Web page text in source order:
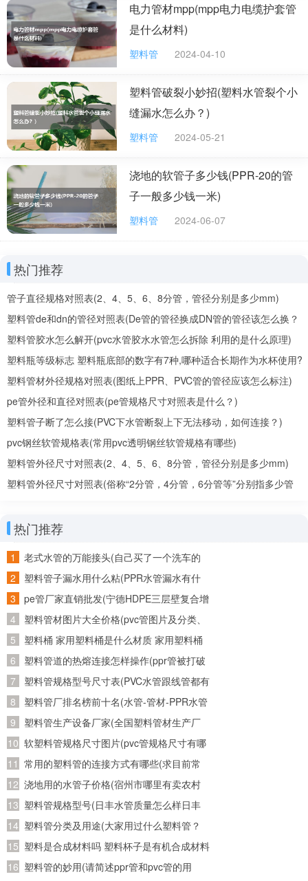
镀锌无缝钢管的生产厂家及价格
第一个生产厂家是重庆超宇物资有限公司:
这家公司是西南最大的无缝钢管、螺旋钢管、不锈钢板等管材
制造生产销售公司。这家公司的地理位置十分优越，交通比较便
利，而且公司的规模比较大，拥有现代化的大型露天库，储备现货
3000余吨，产品种类多样。
第二个生产厂家为河北思泰欧管道制造有限公司:
这家公司集集加工配送，销售，进出口贸易为一体，是一家综
合性的管道制造有限公司。这家公司制造的镀锌无缝钢管质量经过
这家公司生产各种型号及标准的镀锌钢管，生产的产品采用优
质的钢管和先进的工艺技术，不仅在国内小有名气，更是远销欧
镀锌无缝钢管在我们的工业方面具有很重要的作用，所以在购
买时，一定要正规的公司去购买。以上就是小编为大家介绍的镀锌
电力管材mpp(mpp电力电缆护套管
是什么材料)
塑料管 2024-04-10
塑料管破裂小妙招(塑料水管裂个小
缝漏水怎么办？)
塑料管 2024-05-21
浇地的软管子多少钱(PPR-20的管
子一般多少钱一米)
塑料管 2024-06-07
热门推荐
管子直径规格对照表(2、4、5、6、8分管，管径分别是多少mm)
塑料管de和dn的管径对照表(De管的管径换成DN管的管径该怎么换？
De、DN是什么意思？)
塑料管胶水怎么解开(pvc水管胶水水管怎么拆除 利用的是什么原理)
塑料瓶等级标志 塑料瓶底部的数字有7种,哪种适合长期作为水杯使用?
塑料管材外径规格对照表(图纸上PPR、PVC管的管径应该怎么标注)
pe管外径和直径对照表(pe管规格尺寸对照表是什么？)
塑料管子断了怎么接(PVC下水管断裂上下无法移动，如何连接？)
pvc钢丝软管规格表(常用pvc透明钢丝软管规格有哪些)
塑料管外径尺寸对照表(2、4、5、6、8分管，管径分别是多少mm)
塑料管外径尺寸对照表(俗称“2分管，4分管，6分管等”分别指多少管
热门推荐
老式水管的万能接头(自己买了一个洗车的
管子，又从网上买了个万能连接头。接了水
龙头上老是往外漏水怎么办)
塑料管子漏水用什么粘(PPR水管漏水有什
么胶可以粘牢)
pe管厂家直销批发(宁德HDPE三层壁复合增
强管批发 诚信为本)
塑料管材图片大全价格(pvc管图片及分类、
发展趋势)
塑料桶 家用塑料桶是什么材质 家用塑料桶
是什么材质的
塑料管道的热熔连接怎样操作(ppr管被打破
用热熔重新连接后还会不会有问题)
塑料管规格型号尺寸表(PVC水管跟线管都有
哪些规格的？)
塑料管厂排名榜前十名(水管-管材-PPR水管
十大品牌榜中榜，2011年管业十大品牌？)
塑料管生产设备厂家(全国塑料管材生产厂
家有哪些知名的)
软塑料管规格尺寸图片(pvc管规格尺寸有哪
几种？主要是直径是多少？)
常用的塑料管的连接方式有哪些(求目前常
用塑料管材的接口方式以及使用范围)
浇地用的水管子价格(宿州市哪里有卖农村
使用灌溉土地的水管，质量如何？大概多少
钱一米？请知道的朋友能告诉我..急急
急、、、)
塑料管规格型号(日丰水管质量怎么样日丰
水管哪个颜色日丰水管多少钱一米)
塑料管分类及用途(大家用过什么塑料管？
PE的？PVC的？PPR的？)
塑料是合成材料吗 塑料杯子是有机合成材料
制成的么
塑料管的妙用(请简述ppr管和pvc管的用